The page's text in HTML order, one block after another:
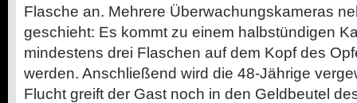
Flasche an. Mehrere Überwachungskameras
geschieht: Es kommt zu einem halbstündigen
mindestens drei Flaschen auf dem Kopf des
werden. Anschließend wird die 48-Jährige
Flucht greift der Gast noch in den Geldbeutel